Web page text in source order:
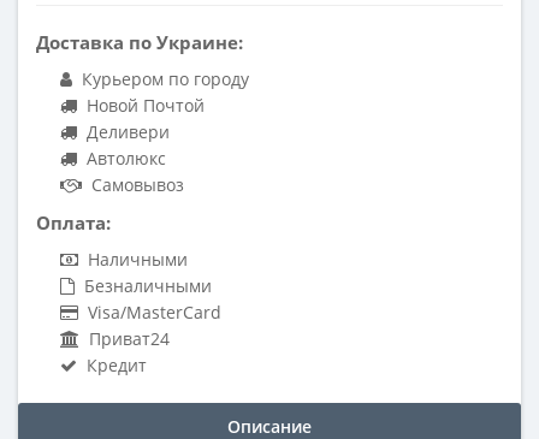
Доставка по Украине:
Курьером по городу
Новой Почтой
Деливери
Автолюкс
Самовывоз
Оплата:
Наличными
Безналичными
Visa/MasterCard
Приват24
Кредит
Описание